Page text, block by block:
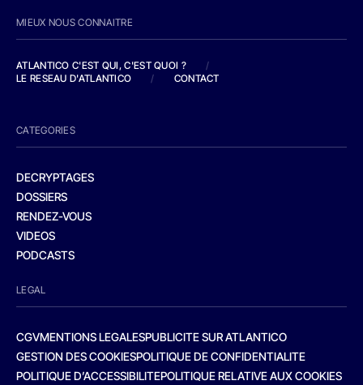
MIEUX NOUS CONNAITRE
ATLANTICO C'EST QUI, C'EST QUOI ?
/
LE RESEAU D'ATLANTICO
/ CONTACT
CATEGORIES
DECRYPTAGES
DOSSIERS
RENDEZ-VOUS
VIDEOS
PODCASTS
LEGAL
CGVMENTIONS LEGALESPUBLICITE SUR ATLANTICO
GESTION DES COOKIESPOLITIQUE DE CONFIDENTIALITE
POLITIQUE D’ACCESSIBILITEPOLITIQUE RELATIVE AUX COOKIES